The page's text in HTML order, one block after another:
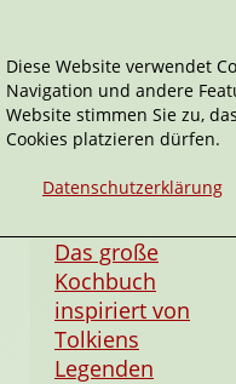
Mittelerde
Das große
Kochbuch
inspiriert von
Tolkiens
Legenden
Diese Website verwendet
Navigation und andere
Website stimmen Sie zu,
Cookies platzieren dürfen.
Datenschutzerklärung